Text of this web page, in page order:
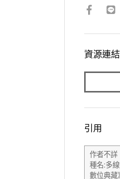
資源連結
引用